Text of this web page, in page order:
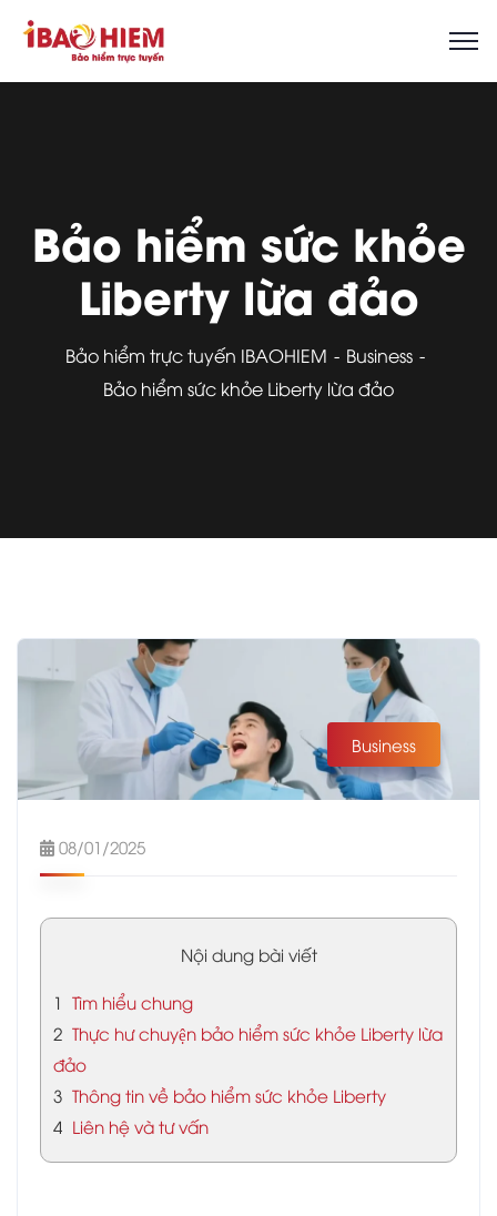
Bảo hiểm sức khỏe
Liberty lừa đảo
Bảo hiểm trực tuyến IBAOHIEM
Business
Bảo hiểm sức khỏe Liberty lừa đảo
Business
08/01/2025
Nội dung bài viết
1 Tìm hiểu chung
2 Thực hư chuyện bảo hiểm sức khỏe Liberty lừa
đảo
3 Thông tin về bảo hiểm sức khỏe Liberty
4 Liên hệ và tư vấn